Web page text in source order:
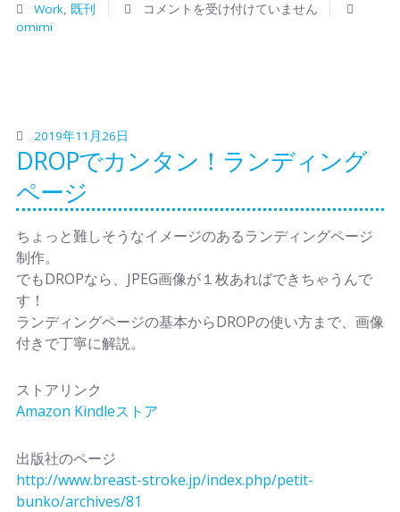
Work, 既刊
コメントを受け付けていません
omimi
2019年11月26日
DROPでカンタン！ランディング
ページ
ちょっと難しそうなイメージのあるランディングページ
制作。
でもDROPなら、JPEG画像が１枚あればできちゃうんで
す！
ランディングページの基本からDROPの使い方まで、画像
付きで丁寧に解説。
ストアリンク
Amazon Kindleストア
出版社のページ
http://www.breast-stroke.jp/index.php/petit-
bunko/archives/81